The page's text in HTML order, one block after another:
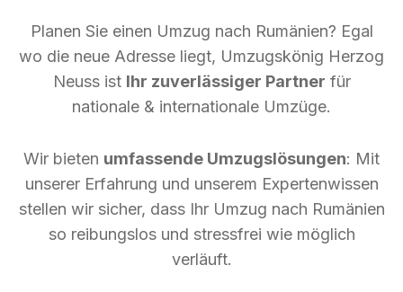
Planen Sie einen Umzug nach Rumänien? Egal
wo die neue Adresse liegt, Umzugskönig Herzog
Neuss ist Ihr zuverlässiger Partner für
nationale & internationale Umzüge.
Wir bieten umfassende Umzugslösungen: Mit
unserer Erfahrung und unserem Expertenwissen
stellen wir sicher, dass Ihr Umzug nach Rumänien
so reibungslos und stressfrei wie möglich
verläuft.